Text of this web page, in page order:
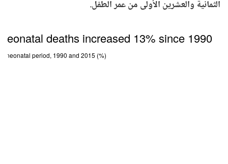
الثمانية والعشرين الأولى من عمر الطفل.